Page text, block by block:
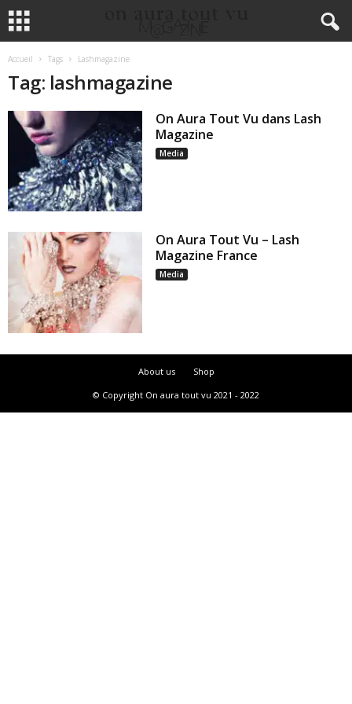
Accueil Tags Lashmagazine
Tag: lashmagazine
On Aura Tout Vu dans Lash
Magazine
Media
On Aura Tout Vu – Lash
Magazine France
Media
About us
Shop
© Copyright On aura tout vu 2021 - 2022